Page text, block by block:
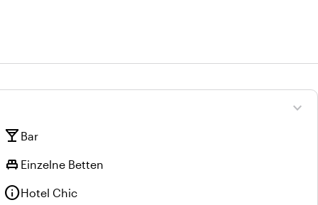
expand_more
local_bar Bar
single_bed Einzelne Betten
infoHotel Chic